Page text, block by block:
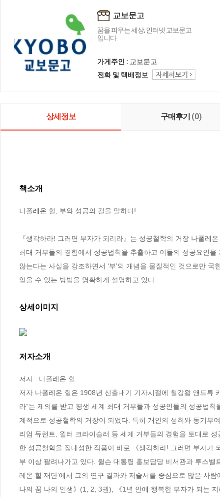
교보문고
꿈을 피우는 세상, 인터넷 교보문고
입니다.
가게주인 : 교보문고
전화 및 택배정보
상세정보 구매후기 (0)
책소개
나폴레온 힐, 부와 성공의 길을 말하다!
『생각하라! 그러면 부자가 되리라』는 성공철학의 거장 나폴레
최대 거부들의 경험에서 성공법칙을 추출하고 이들의 성공요인
않는다는 사실을 강조하면서 ‘부’의 개념을 물질적인 것으로만
얻을 수 있는 방법을 명확하게 설명하고 있다.
상세이미지
저자소개
저자 : 나폴레온 힐
저자 나폴레온 힐은 1908년 신출내기 기자시절에 철강왕 앤드류
라”는 제의를 받고 평생 세계 최대 거부들과 성공인들의 성공법
계적으로 성공철학의 거장이 되었다. 특히 개인의 성취와 동기부
리엄 듀런트, 윌터 크라이슬러 등 세계 거부들의 경험을 토대로
한 성공철학을 집대성한 작품이 바로 《생각하라! 그러면 부자
부 이상 팔려나가고 있다. 윌슨 대통령 홍보담당 비서관과 루스
레온 힐 재단’에서 그의 연구 결과와 저술서를 중심으로 많은 사
나의 꿈 나의 인생》(1, 2, 3권), 《1년 안에 행복한 부자가 되는